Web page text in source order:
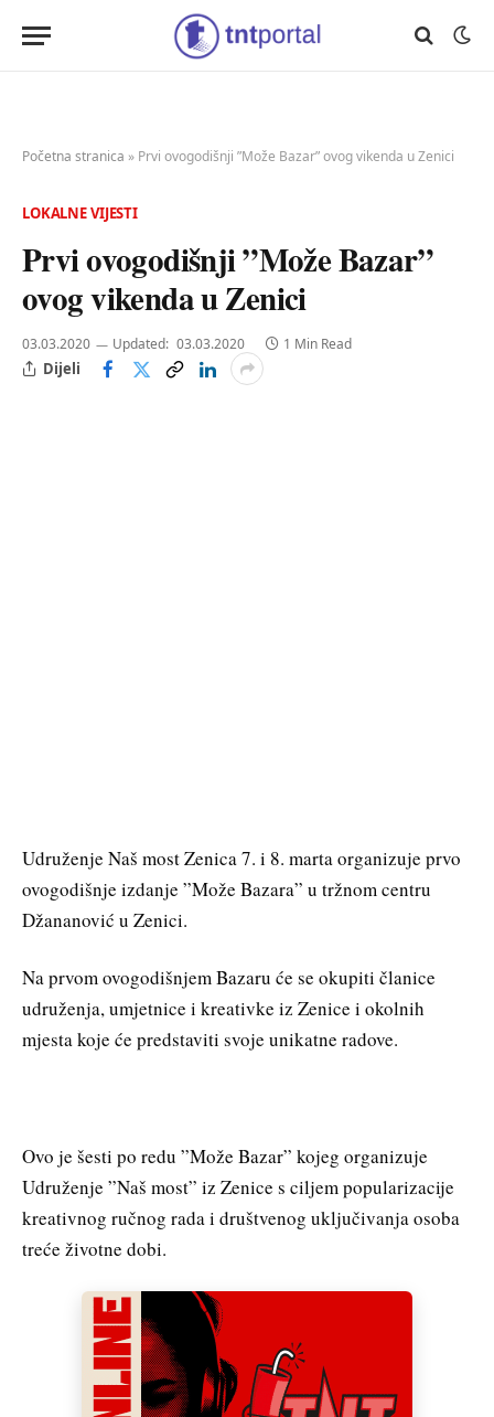
Početna stranica » Prvi ovogodišnji ”Može Bazar” ovog vikenda u Zenici
LOKALNE VIJESTI
Prvi ovogodišnji ”Može Bazar”
ovog vikenda u Zenici
03.03.2020 Updated: 03.03.2020 1 Min Read
Dijeli
Udruženje Naš most Zenica 7. i 8. marta organizuje prvo
ovogodišnje izdanje ”Može Bazara” u tržnom centru
Džananović u Zenici.
Na prvom ovogodišnjem Bazaru će se okupiti članice
udruženja, umjetnice i kreativke iz Zenice i okolnih
mjesta koje će predstaviti svoje unikatne radove.
Ovo je šesti po redu ”Može Bazar” kojeg organizuje
Udruženje ”Naš most” iz Zenice s ciljem popularizacije
kreativnog ručnog rada i društvenog uključivanja osoba
treće životne dobi.